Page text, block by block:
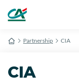
Partnership CIA
CIA